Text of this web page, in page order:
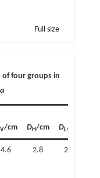
Full size
of four groups in
V/cm DH/cm DL/cm
4.6 2.8 2.9